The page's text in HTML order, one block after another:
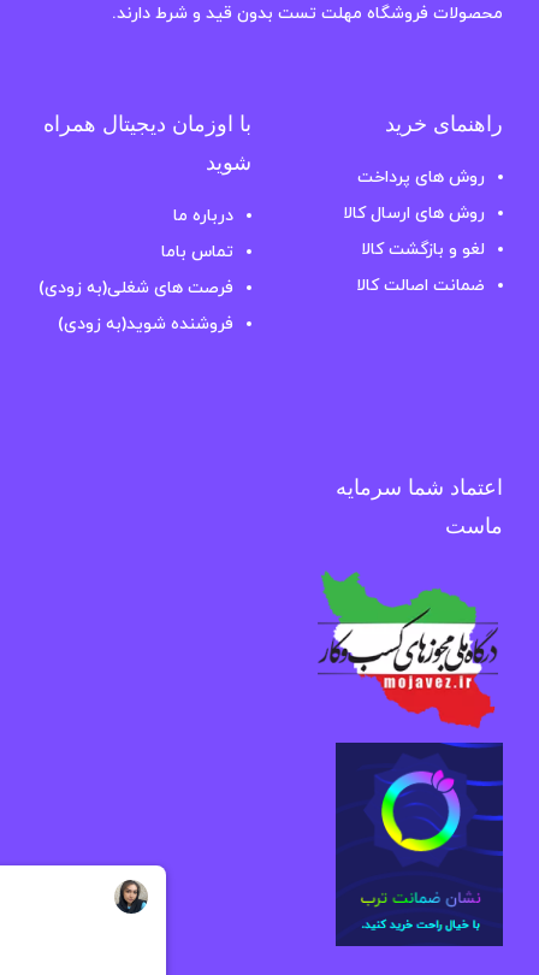
محصولات فروشگاه مهلت تست بدون قید و شرط دارند.
راهنمای خرید
روش های پرداخت
روش های ارسال کالا
لغو و بازگشت کالا
ضمانت اصالت کالا
با اوزمان دیجیتال همراه
شوید
درباره ما
تماس باما
فرصت های شغلی(به زودی)
فروشنده شوید(به زودی)
اعتماد شما سرمایه
ماست